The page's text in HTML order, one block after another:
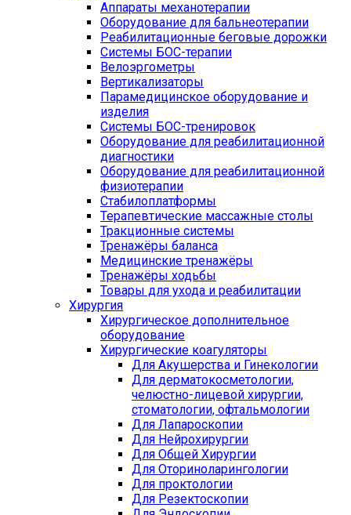
Аппараты механотерапии
Оборудование для бальнеотерапии
Реабилитационные беговые дорожки
Системы БОС-терапии
Велоэргометры
Вертикализаторы
Парамедицинское оборудование и
изделия
Системы БОС-тренировок
Оборудование для реабилитационной
диагностики
Оборудование для реабилитационной
физиотерапии
Стабилоплатформы
Терапевтические массажные столы
Тракционные системы
Тренажёры баланса
Медицинские тренажёры
Тренажёры ходьбы
Товары для ухода и реабилитации
Хирургия
Хирургическое дополнительное
оборудование
Хирургические коагуляторы
Для Акушерства и Гинекологии
Для дерматокосметологии,
челюстно-лицевой хирургии,
стоматологии, офтальмологии
Для Лапароскопии
Для Нейрохирургии
Для Общей Хирургии
Для Оториноларингологии
Для проктологии
Для Резектоскопии